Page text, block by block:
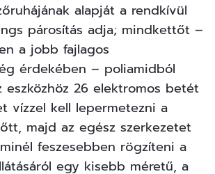
alapját a rendkívül
párosítás adja; mindkettőt –
a jobb fajlagos
érdekében – poliamidból
eszközhöz 26 elektromos betét
vízzel kell lepermetezni a
majd az egész szerkezetet
feszesebben rögzíteni a
egy kisebb méretű, a